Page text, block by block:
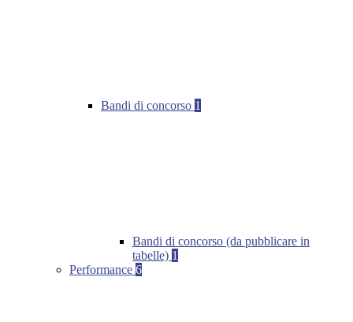
Bandi di concorso 1
Bandi di concorso (da pubblicare in
tabelle) 1
Performance 6